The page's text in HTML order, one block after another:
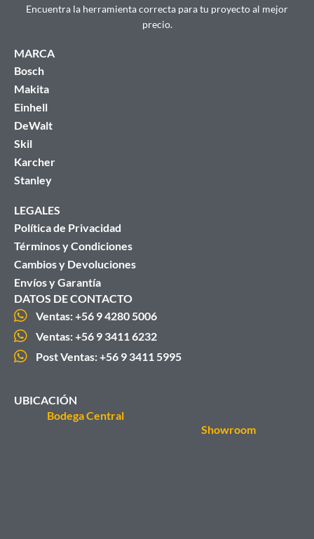
Encuentra la herramienta correcta para tu proyecto al mejor
precio.
MARCA
Bosch
Makita
Einhell
DeWalt
Skil
Karcher
Stanley
LEGALES
Política de Privacidad
Términos y Condiciones
Cambios y Devoluciones
Envíos y Garantía
DATOS DE CONTACTO
Ventas: +56 9 4280 5006
Ventas: +56 9 3411 6232
Post Ventas: +56 9 3411 5995
UBICACIÓN
Bodega Central
Showroom